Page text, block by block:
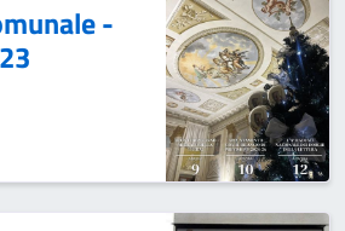
-
- DICEMBRE 2023}